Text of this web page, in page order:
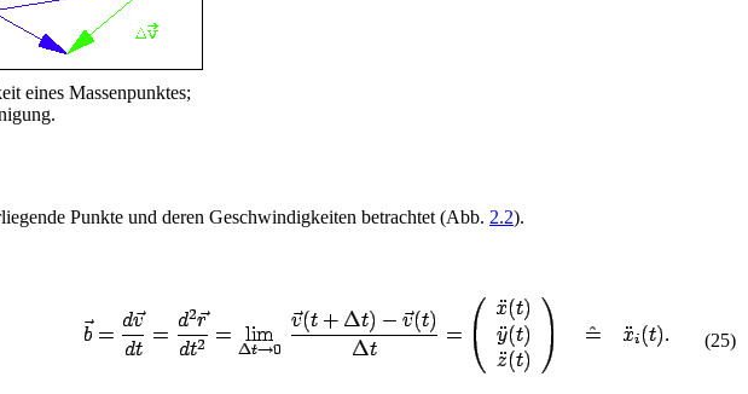
eines Massenpunktes;
Punkte und deren Geschwindigkeiten betrachtet (Abb. 2.2).
(25)